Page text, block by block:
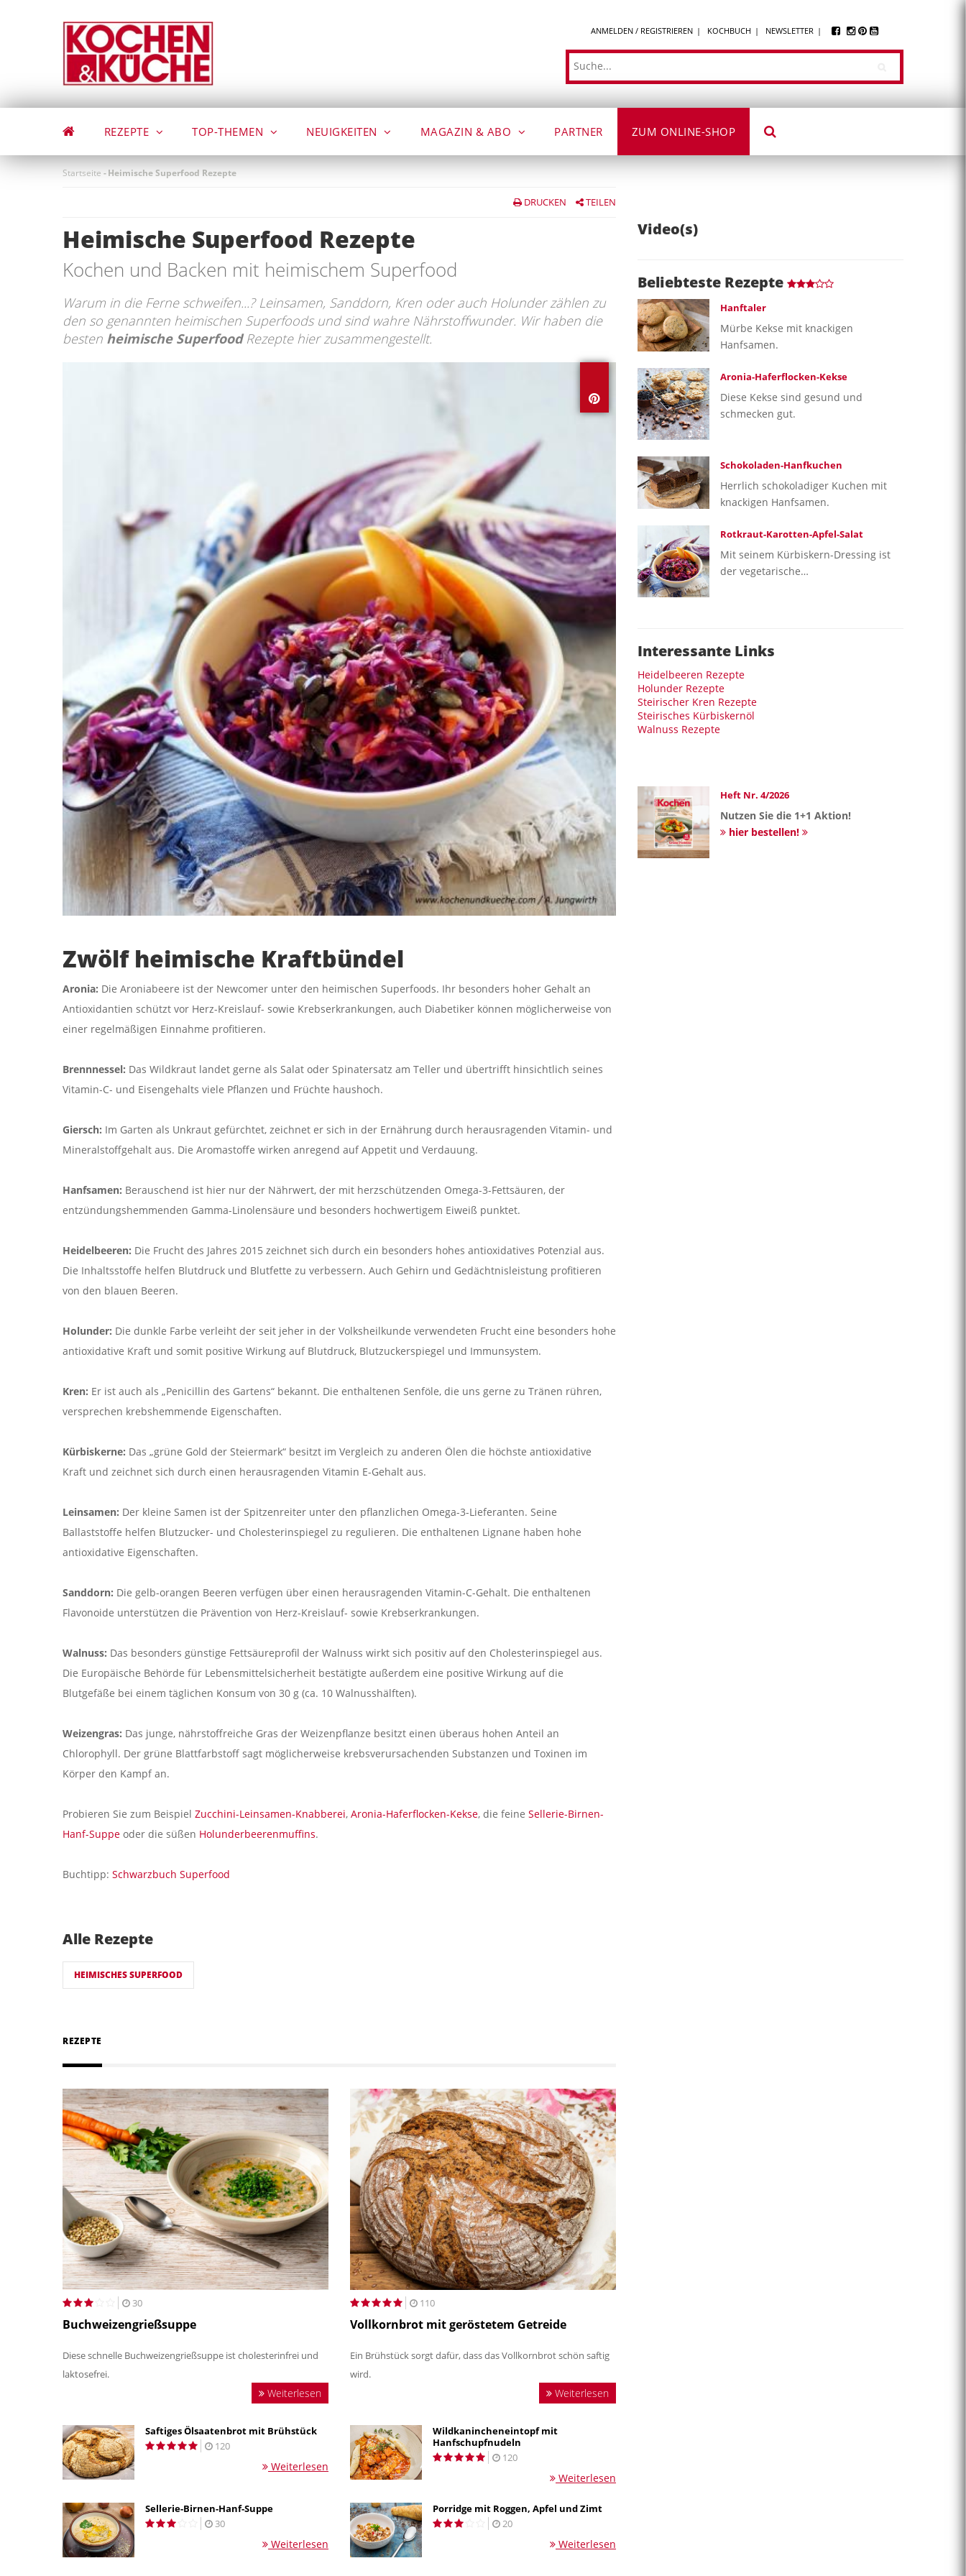
ANMELDEN / REGISTRIEREN KOCHBUCH NEWSLETTER
Suche
REZEPTE TOP-THEMEN NEUIGKEITEN MAGAZIN & ABO PARTNER ZUM ONLINE-SHOP
Startseite -Heimische Superfood Rezepte
DRUCKEN TEILEN
Heimische Superfood Rezepte
Kochen und Backen mit heimischem Superfood
Warum in die Ferne schweifen...? Leinsamen, Sanddorn, Kren oder auch Holunder zählen zu
den so genannten heimischen Superfoods und sind wahre Nährstoffwunder. Wir haben die
besten heimische SuperfoodRezepte hier zusammengestellt.
Zwölf heimische Kraftbündel
Aronia: Die Aroniabeere ist der Newcomer unter den heimischen Superfoods. Ihr besonders hoher Gehalt an
Antioxidantien schützt vor Herz-Kreislauf- sowie Krebserkrankungen, auch Diabetiker können möglicherweise von
einer regelmäßigen Einnahme profitieren.
Brennnessel: Das Wildkraut landet gerne als Salat oder Spinatersatz am Teller und übertrifft hinsichtlich seines
Vitamin-C- und Eisengehalts viele Pflanzen und Früchte haushoch.
Giersch: Im Garten als Unkraut gefürchtet, zeichnet er sich in der Ernährung durch herausragenden Vitamin- und
Mineralstoffgehalt aus. Die Aromastoffe wirken anregend auf Appetit und Verdauung.
Hanfsamen: Berauschend ist hier nur der Nährwert, der mit herzschützenden Omega-3-Fettsäuren, der
entzündungshemmenden Gamma-Linolensäure und besonders hochwertigem Eiweiß punktet.
Heidelbeeren: Die Frucht des Jahres 2015 zeichnet sich durch ein besonders hohes antioxidatives Potenzial aus.
Die Inhaltsstoffe helfen Blutdruck und Blutfette zu verbessern. Auch Gehirn und Gedächtnisleistung profitieren
von den blauen Beeren.
Holunder: Die dunkle Farbe verleiht der seit jeher in der Volksheilkunde verwendeten Frucht eine besonders hohe
antioxidative Kraft und somit positive Wirkung auf Blutdruck, Blutzuckerspiegel und Immunsystem.
Kren: Er ist auch als „Penicillin des Gartens“ bekannt. Die enthaltenen Senföle, die uns gerne zu Tränen rühren,
versprechen krebshemmende Eigenschaften.
Kürbiskerne: Das „grüne Gold der Steiermark“ besitzt im Vergleich zu anderen Ölen die höchste antioxidative
Kraft und zeichnet sich durch einen herausragenden Vitamin E-Gehalt aus.
Leinsamen: Der kleine Samen ist der Spitzenreiter unter den pflanzlichen Omega-3-Lieferanten. Seine
Ballaststoffe helfen Blutzucker- und Cholesterinspiegel zu regulieren. Die enthaltenen Lignane haben hohe
antioxidative Eigenschaften.
Sanddorn: Die gelb-orangen Beeren verfügen über einen herausragenden Vitamin-C-Gehalt. Die enthaltenen
Flavonoide unterstützen die Prävention von Herz-Kreislauf- sowie Krebserkrankungen.
Walnuss: Das besonders günstige Fettsäureprofil der Walnuss wirkt sich positiv auf den Cholesterinspiegel aus.
Die Europäische Behörde für Lebensmittelsicherheit bestätigte außerdem eine positive Wirkung auf die
Blutgefäße bei einem täglichen Konsum von 30 g (ca. 10 Walnusshälften).
Weizengras: Das junge, nährstoffreiche Gras der Weizenpflanze besitzt einen überaus hohen Anteil an
Chlorophyll. Der grüne Blattfarbstoff sagt möglicherweise krebsverursachenden Substanzen und Toxinen im
Körper den Kampf an.
Probieren Sie zum Beispiel Zucchini-Leinsamen-Knabberei, Aronia-Haferflocken-Kekse, die feine Sellerie-Birnen-
Hanf-Suppe oder die süßen Holunderbeerenmuffins.
Buchtipp: Schwarzbuch Superfood
Alle Rezepte
HEIMISCHES SUPERFOOD
REZEPTE
30
Buchweizengrießsuppe
Diese schnelle Buchweizengrießsuppe ist cholesterinfrei und
laktosefrei.
Weiterlesen
110
Vollkornbrot mit geröstetem Getreide
Ein Brühstück sorgt dafür, dass das Vollkornbrot schön saftig
wird.
Weiterlesen
Saftiges Ölsaatenbrot mit Brühstück
120
Weiterlesen
Wildkanincheneintopf mit
Hanfschupfnudeln
120
Weiterlesen
Sellerie-Birnen-Hanf-Suppe
30
Weiterlesen
Porridge mit Roggen, Apfel und Zimt
20
Weiterlesen
Video(s)
Beliebteste Rezepte
Hanftaler
Mürbe Kekse mit knackigen
Hanfsamen.
Aronia-Haferflocken-Kekse
Diese Kekse sind gesund und
schmecken gut.
Schokoladen-Hanfkuchen
Herrlich schokoladiger Kuchen mit
knackigen Hanfsamen.
Rotkraut-Karotten-Apfel-Salat
Mit seinem Kürbiskern-Dressing ist
der vegetarische…
Interessante Links
Heidelbeeren Rezepte
Holunder Rezepte
Steirischer Kren Rezepte
Steirisches Kürbiskernöl
Walnuss Rezepte
Heft Nr. 4/2026
Nutzen Sie die 1+1 Aktion!
hier bestellen!